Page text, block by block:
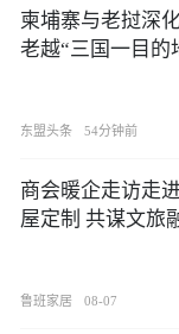
柬埔寨与老挝深
老越“三国一目的
东盟头条 54分钟前
商会暖企走访走
屋定制 共谋文旅
鲁班家居 08-07